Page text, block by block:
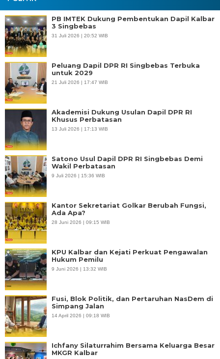
PB IMTEK Dukung Pembentukan Dapil Kalbar
3 Singbebas
31 Juli 2026 | 20:52 WIB
Peluang Dapil DPR RI Singbebas Terbuka
untuk 2029
21 Juli 2026 | 17:47 WIB
Akademisi Dukung Usulan Dapil DPR RI
Khusus Perbatasan
13 Juli 2026 | 17:13 WIB
Satono Usul Dapil DPR RI Singbebas Demi
Wakil Perbatasan
9 Juli 2026 | 15:36 WIB
Kantor Sekretariat Golkar Berubah Fungsi,
Ada Apa?
28 Juni 2026 | 09:15 WIB
KPU Kalbar dan Kejati Perkuat Pengawalan
Hukum Pemilu
9 Juni 2026 | 13:32 WIB
Fusi, Blok Politik, dan Pertaruhan NasDem di
Simpang Jalan
14 April 2026 | 09:18 WIB
Ichfany Silaturrahim Bersama Keluarga Besar
MKGR Kalbar